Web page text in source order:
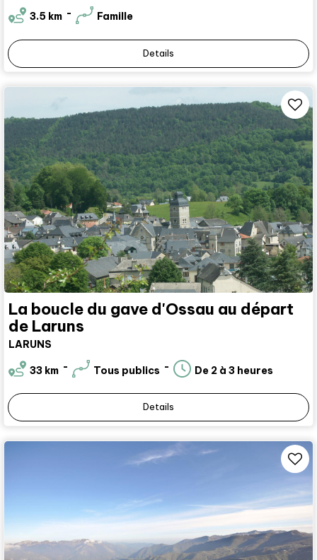
3.5 km Famille
Details
La boucle du gave d'Ossau au départ
de Laruns
LARUNS
33 km Tous publics De 2 à 3 heures
Details